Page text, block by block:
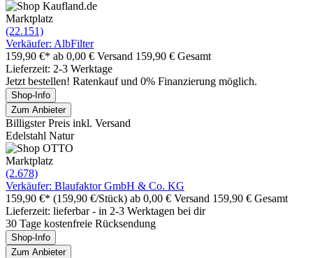
Marktplatz
(22.151)
Verkäufer: AlbFilter
159,90 €* ab 0,00 € Versand 159,90 € Gesamt
Lieferzeit: 2-3 Werktage
Jetzt bestellen! Ratenkauf und 0% Finanzierung möglich.
Shop-Info
Zum Anbieter
Billigster Preis inkl. Versand
Edelstahl Natur
Marktplatz
(2.678)
Verkäufer: Blaufaktor GmbH & Co. KG
159,90 €* (159,90 €/Stück) ab 0,00 € Versand 159,90 € Gesamt
Lieferzeit: lieferbar - in 2-3 Werktagen bei dir
30 Tage kostenfreie Rücksendung
Shop-Info
Zum Anbieter